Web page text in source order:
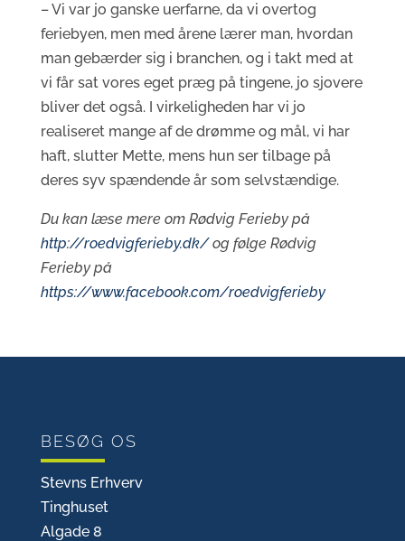
– Vi var jo ganske uerfarne, da vi overtog
feriebyen, men med årene lærer man, hvordan
man gebærder sig i branchen, og i takt med at
vi får sat vores eget præg på tingene, jo sjovere
bliver det også. I virkeligheden har vi jo
realiseret mange af de drømme og mål, vi har
haft, slutter Mette, mens hun ser tilbage på
deres syv spændende år som selvstændige.
Du kan læse mere om Rødvig Ferieby på
http://roedvigferieby.dk/og følge Rødvig
Ferieby på
https://www.facebook.com/roedvigferieby
BESØG OS
Stevns Erhverv
Tinghuset
Algade 8